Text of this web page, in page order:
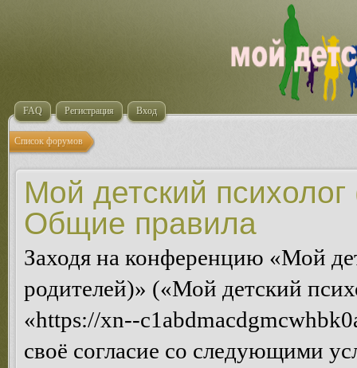
FAQ Регистрация Вход
Список форумов
Мой детский
Общие правила
Заходя на конференцию «Мой
родителей)» («Мой детский
«https://xn--
своё согласие со следующими